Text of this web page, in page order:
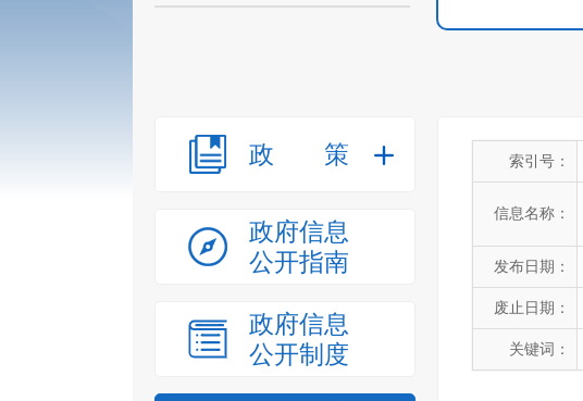
政策
政府信息
公开指南
政府信息
公开制度
索引号：
信息名称：
发布日期：
废止日期：
关键词：